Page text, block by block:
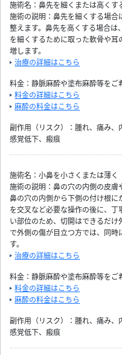
施術名：鼻先を細くまたは高くす
施術の説明：鼻先を細くする場合
整えます。鼻先を高くする場合
を細くするために取った軟骨や
増します。
治療の詳細はこちら
料金：静脈麻酔や塗布麻酔等をご
料金の詳細はこちら
麻酔の料金はこちら
副作用（リスク）：腫れ、痛み、
感覚低下、瘢痕
施術名：小鼻を小さくまたは薄く
施術の説明：鼻の穴の内側の皮膚
鼻の穴の内側から下側の付け根
を交叉など必要な操作の後に、
い部位のため、切開はできるだ
で外側の傷が目立つ方では、同
す。
治療の詳細はこちら
料金：静脈麻酔や塗布麻酔等をご
料金の詳細はこちら
麻酔の料金はこちら
副作用（リスク）：腫れ、痛み、
感覚低下、瘢痕